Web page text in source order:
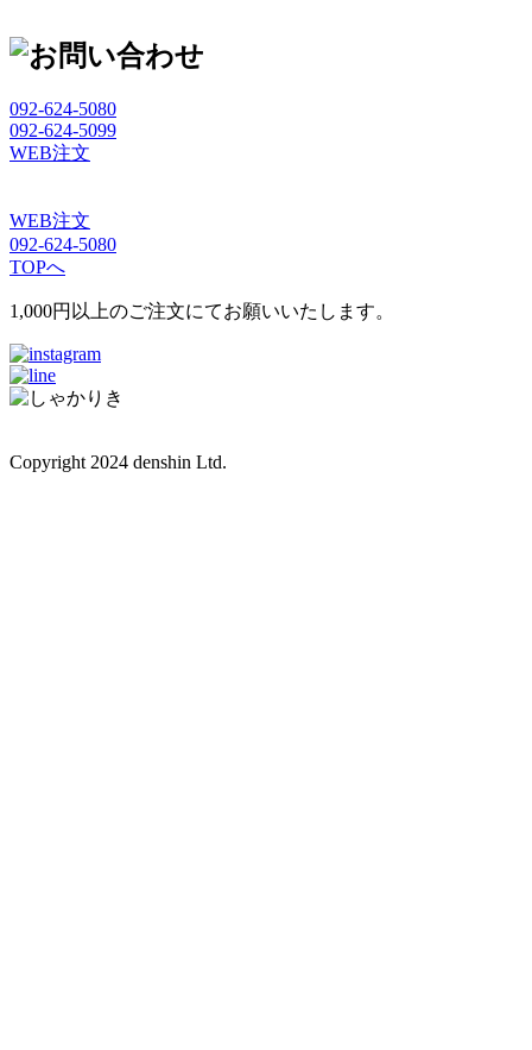
092-624-5080
092-624-5099
WEB注文
WEB注文
092-624-5080
TOPへ
1,000円以上のご注文にてお願いいたします。
Copyright 2024 denshin Ltd.